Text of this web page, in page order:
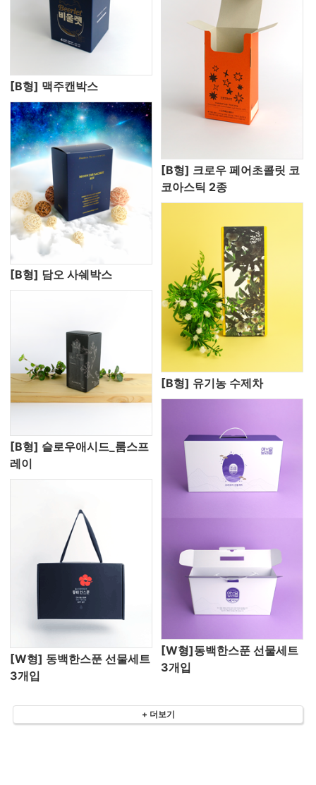
[B형] 맥주캔박스
[B형] 담오 사쉐박스
[B형] 크로우 페어초콜릿 코
코아스틱 2종
[B형] 슬로우애시드_룸스프
레이
[B형] 유기농 수제차
[W형] 동백한스푼 선물세트
3개입
[W형]동백한스푼 선물세트
3개입
+ 더보기